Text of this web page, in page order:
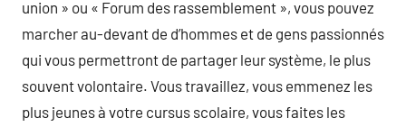
union » ou « Forum des rassemblement », vous pouvez
marcher au-devant de d’hommes et de gens passionnés
qui vous permettront de partager leur système, le plus
souvent volontaire. Vous travaillez, vous emmenez les
plus jeunes à votre cursus scolaire, vous faites les